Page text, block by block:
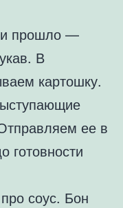
прошло —
В
картошку.
ее в
готовности
соус. Бон